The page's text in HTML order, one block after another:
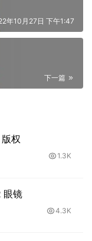
年10月27日 下午1:47
下一篇
权
1.3K
眼镜
4.3K